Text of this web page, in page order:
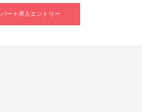
パート求人エントリー